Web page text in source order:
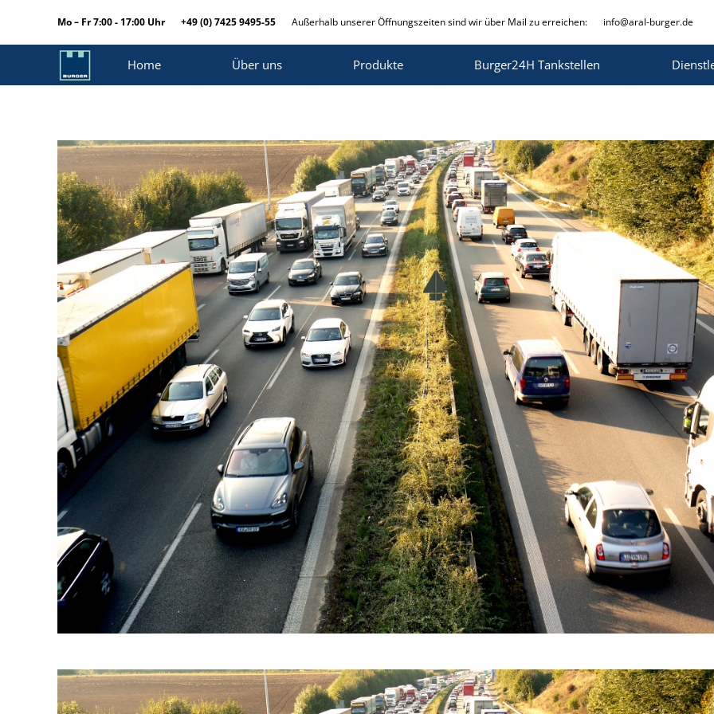
Mo – Fr 7:00 - 17:00 Uhr +49 (0) 7425 9495-55 Außerhalb unserer Öffnungszeiten sind wir über Mail zu erreichen: info@aral-burger.de
Home Über uns Produkte Burger24H Tankstellen